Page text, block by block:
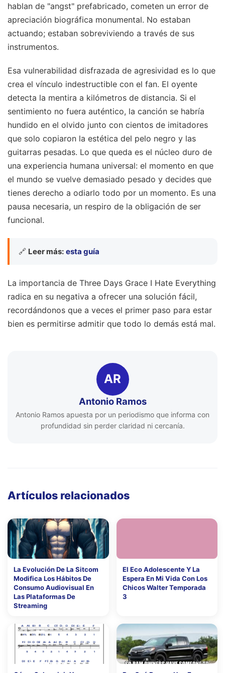
hablan de "angst" prefabricado, cometen un error de
apreciación biográfica monumental. No estaban
actuando; estaban sobreviviendo a través de sus
instrumentos.
Esa vulnerabilidad disfrazada de agresividad es lo que
crea el vínculo indestructible con el fan. El oyente
detecta la mentira a kilómetros de distancia. Si el
sentimiento no fuera auténtico, la canción se habría
hundido en el olvido junto con cientos de imitadores
que solo copiaron la estética del pelo negro y las
guitarras pesadas. Lo que queda es el núcleo duro de
una experiencia humana universal: el momento en que
el mundo se vuelve demasiado pesado y decides que
tienes derecho a odiarlo todo por un momento. Es una
pausa necesaria, un respiro de la obligación de ser
funcional.
🔗 Leer más: esta guía
La importancia de Three Days Grace I Hate Everything
radica en su negativa a ofrecer una solución fácil,
recordándonos que a veces el primer paso para estar
bien es permitirse admitir que todo lo demás está mal.
AR
Antonio Ramos
Antonio Ramos apuesta por un periodismo que informa con
profundidad sin perder claridad ni cercanía.
Artículos relacionados
La Evolución De La Sitcom
Modifica Los Hábitos De
Consumo Audiovisual En
Las Plataformas De
Streaming
El Eco Adolescente Y La
Espera En Mi Vida Con Los
Chicos Walter Temporada
3